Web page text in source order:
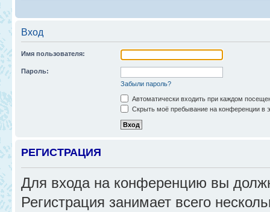
Вход
Имя пользователя:
Пароль:
Забыли пароль?
Автоматически входить при каждом
Скрыть моё пребывание на конференции в
РЕГИСТРАЦИЯ
Для входа на конференцию вы
Регистрация занимает всего